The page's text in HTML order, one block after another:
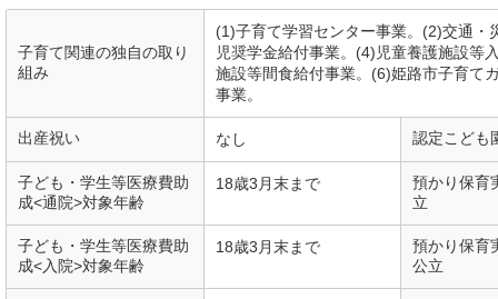
子育て関連の独自の取り
組み
(1)子育て学習センター事業。(2)交通
児奨学金給付事業。(4)児童養護施設等
施設等間食給付事業。(6)姫路市子育て
事業。
出産祝い なし 認定こども
子ども・学生等医療費助
成<通院>対象年齢
18歳3月末まで
預かり保育
立
子ども・学生等医療費助
成<入院>対象年齢
18歳3月末まで
預かり保育
公立